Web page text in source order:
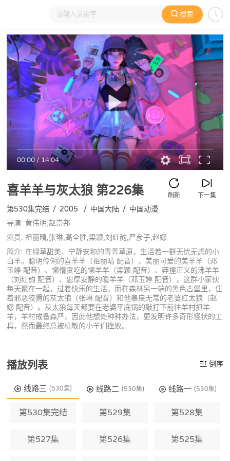
搜索
大家在看 日本动漫 国产动漫 欧美动漫 动漫电影
00:00/14:04
喜羊羊与灰太狼第226集 下一集
刷新
第530集完结 / 2005 / 中国大陆 / 中国动漫
导演: 黄伟明,赵崇邦
演员: 祖丽晴,张琳,高全胜,梁颖,刘红韵,严彦子,赵娜
简介: 在绿草甜美、宁静安和的青青草原，生活着一群无忧无虑的小
白羊。聪明伶俐的喜羊羊（祖丽晴 配音）、美丽可爱的美羊羊（邓
玉婷 配音）、懒惰贪吃的懒羊羊（梁颖 配音）、莽撞正义的沸羊羊
（刘红韵 配音）、忠厚安静的暖羊羊（邓玉婷 配音），这群小家伙
每天聚在一起，过着快乐的生活。而在森林另一端的黑色古堡里，住
着邪恶狡猾的灰太狼（张琳 配音）和他暴戾无常的老婆红太狼（赵
娜 配音）。灰太狼每天都要在老婆平底锅的敲打下前往羊村抓羊
羊，羊村戒备森严，因此他想处种种办法，更发明许多奇形怪状的工
具，然而最终总被机敏的小羊们挫败。
播放列表 倒序
线路三 (530集) 线路二 (530集) 线路一 (530集)
第530集完结 第529集 第528集
第527集 第526集 第525集